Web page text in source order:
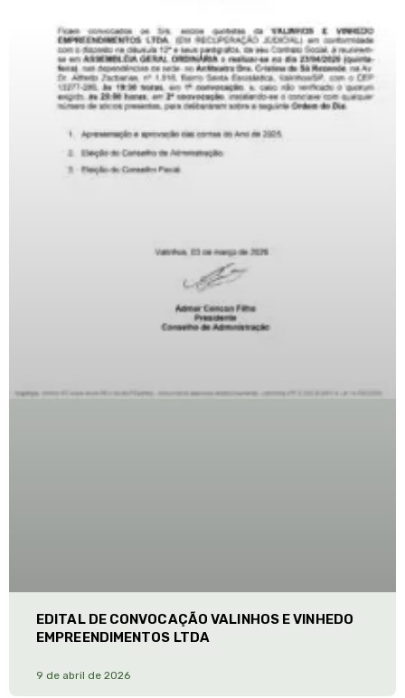
EDITAL DE CONVOCAÇÃO VALINHOS E VINHEDO
EMPREENDIMENTOS LTDA
9 de abril de 2026